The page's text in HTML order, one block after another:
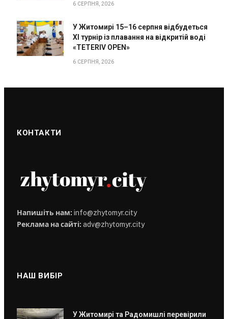
6 СЕРПНЯ, 2026
У Житомирі 15–16 серпня відбудеться
XI турнір із плавання на відкритій воді
«TETERIV OPEN»
6 СЕРПНЯ, 2026
КОНТАКТИ
Напишіть нам: info@zhytomyr.city
Реклама на сайті: adv@zhytomyr.city
НАШ ВИБІР
У Житомирі та Радомишлі перевірили